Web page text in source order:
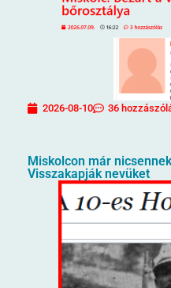
2026-08-10 36
Miskolcon már
Visszakapják nevüket